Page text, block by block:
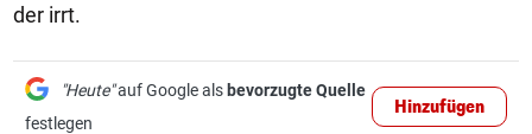
der irrt.
"Heute"auf Google als bevorzugte Quelle
festlegen
Hinzufügen